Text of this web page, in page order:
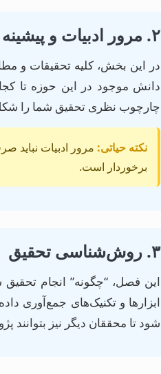
۲. مرور ادبیات و پیشینه تحقیق
در این بخش، کلیه تحقیقات و
دانش موجود در این حوزه تا
چارچوب نظری تحقیق شما را
نکته حیاتی: مرور ادبیات نباید
برخوردار است.
۳. روش‌شناسی تحقیق
این فصل، “چگونه” انجام
ابزارها و تکنیک‌های جمع‌آوری
شود تا محققان دیگر نیز بتوانند